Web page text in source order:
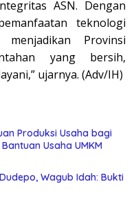
ASN. Dengan
teknologi
Provinsi
yang bersih,
ujarnya. (Adv/IH)
Produksi Usaha bagi
Usaha UMKM
Wagub Idah: Bukti